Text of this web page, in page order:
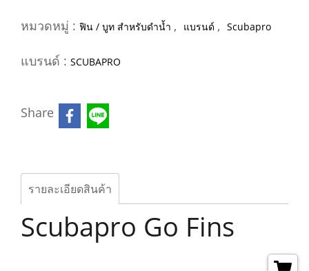
หมวดหมู่ : ฟิน / บูท สำหรับดำน้ำ , แบรนด์ , Scubapro
แบรนด์ : SCUBAPRO
Share
รายละเอียดสินค้า
Scubapro Go Fins